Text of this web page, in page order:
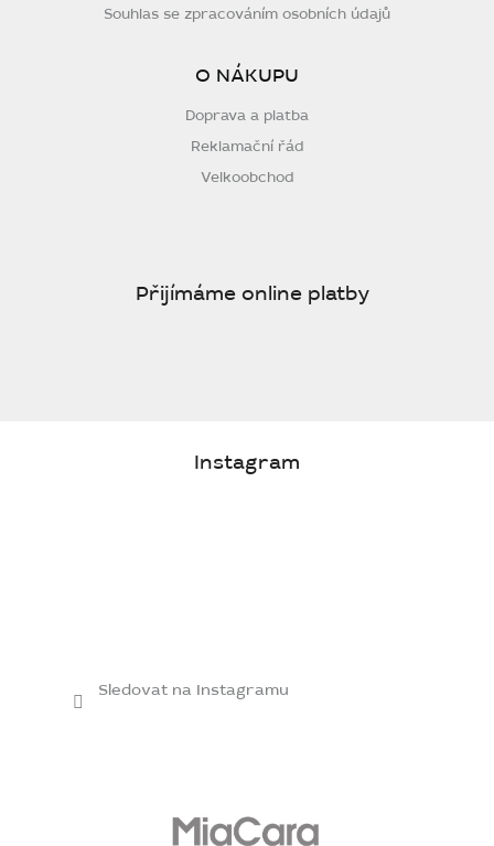
Souhlas se zpracováním osobních údajů
O NÁKUPU
Doprava a platba
Reklamační řád
Velkoobchod
Přijímáme online platby
Instagram
Sledovat na Instagramu